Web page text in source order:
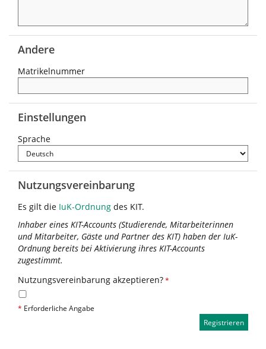
Andere
Matrikelnummer
Einstellungen
Sprache
Nutzungsvereinbarung
Es gilt die IuK-Ordnung des KIT.
Inhaber eines KIT-Accounts (Studierende, Mitarbeiterinnen
und Mitarbeiter, Gäste und Partner des KIT) haben der IuK-
Ordnung bereits bei Aktivierung ihres KIT-Accounts
zugestimmt.
Nutzungsvereinbarung akzeptieren?*
* Erforderliche Angabe